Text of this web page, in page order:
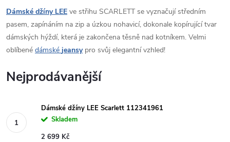
Dámské džíny LEE ve střihu SCARLETT se vyznačují středním
pasem, zapínáním na zip a úzkou nohavicí, dokonale kopírující tvar
dámských hýždí, která je zakončena těsně nad kotníkem. Velmi
oblíbené dámské jeansy pro svůj elegantní vzhled!
Nejprodávanější
Dámské džíny LEE Scarlett 112341961
Skladem
2 699 Kč